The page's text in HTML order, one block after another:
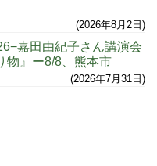
2026年8月2日
嘉田由紀子さん講演会
物』ー8/8、熊本市
2026年7月31日